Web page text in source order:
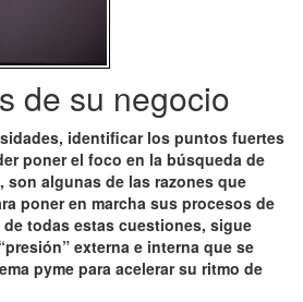
de su negocio
identificar los puntos fuertes
poner el foco en la búsqueda de
algunas de las razones que
poner en marcha sus procesos de
todas estas cuestiones, sigue
externa e interna que se
pyme para acelerar su ritmo de